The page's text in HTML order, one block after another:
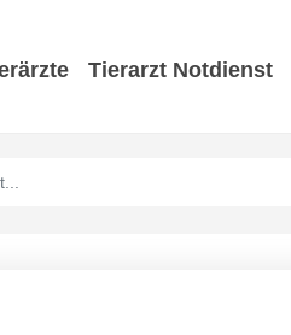
Tierarzt Notdienst